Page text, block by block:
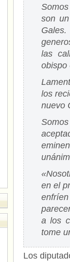
son
las
obispo
los
nuevo
en el
a los
tome
Los